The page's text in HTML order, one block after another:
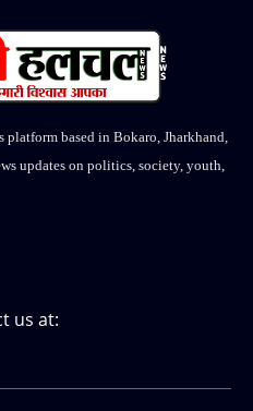
based in Bokaro, Jharkhand,
updates on politics, society, youth,
us at: